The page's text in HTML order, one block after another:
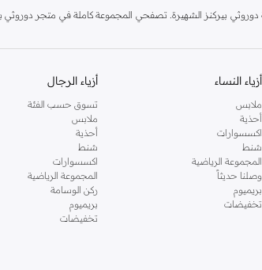
بيركنز الشهيرة. تصفحي المجموعة كاملة في متجر دوروثي
أزياء النساء
ملابس
أحذية
اكسسوارات
شنط
المجموعة الرياضية
وصلنا حديثاً
بريميوم
تخفيضات
أزياء الرجال
تسوق حسب الفئة
ملابس
أحذية
شنط
اكسسوارات
المجموعة الرياضية
ركن الوسامة
بريميوم
تخفيضات